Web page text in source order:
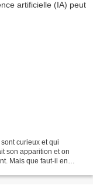
curieux et qui
son apparition et on
Mais que faut-il en